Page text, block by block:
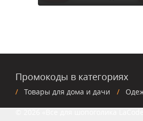
Промокоды в категориях
Товары для дома и дачи